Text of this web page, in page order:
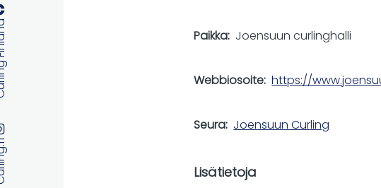
Paikka Joensuun curlinghalli
Webbiosoite https://
Seura Joensuun Curling
Lisätietoja